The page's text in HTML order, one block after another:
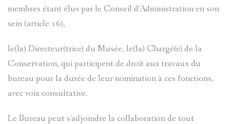
membres étant élus par le Conseil d'Administration en son
sein (article 16),
le(la) Directeur(trice) du Musée, le(la) Chargé(e) de la
Conservation, qui participent de droit aux travaux du
bureau pour la durée de leur nomination à ces fonctions,
avec voix consultative.
Le Bureau peut s'adjoindre la collaboration de tout